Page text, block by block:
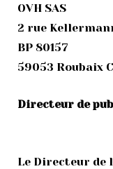
OVH SAS
2 rue
BP 80157
59053 Roubaix
Directeur de
Le Directeur de